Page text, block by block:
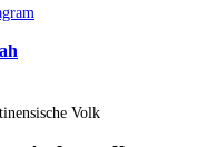
Volk